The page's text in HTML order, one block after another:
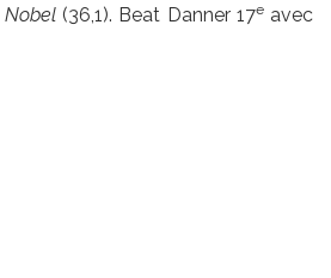
Nobel(36,1). Beat Danner 17eavec